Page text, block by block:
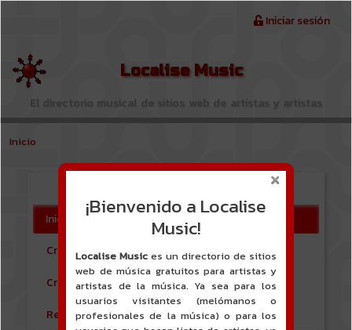
Iniciar sesión
Localise Music
El directorio musical de sitios web de artistas y artistas
Inicio
Solapas principales
Iniciar sesión
Crear una nueva cuenta Usuario libre
Crear una nueva cuenta Artista
Reinicializar su contraseña
¡Bienvenido a Localise
Music!
Localise Music es un directorio de sitios
web de música gratuitos para artistas y
artistas de la música. Ya sea para los
usuarios visitantes (melómanos o
profesionales de la música) o para los